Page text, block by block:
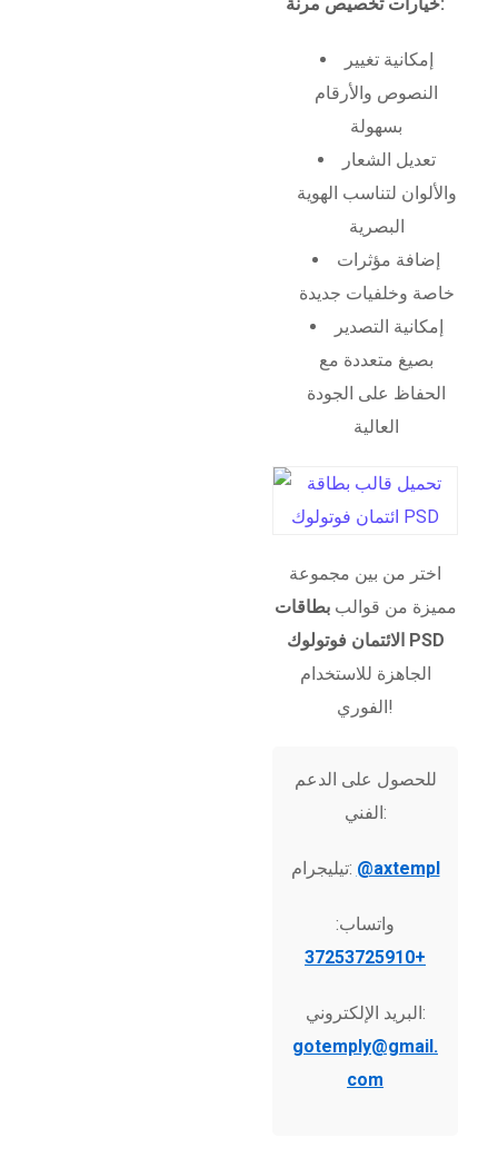
إمكانية تغيير
النصوص والأرقام
بسهولة
تعديل الشعار
والألوان لتناسب الهوية
البصرية
إضافة مؤثرات
خاصة وخلفيات جديدة
إمكانية التصدير
بصيغ متعددة مع
الحفاظ على الجودة
العالية
اختر من بين مجموعة
مميزة من قوالببطاقات
الائتمان فوتولوك PSD
الجاهزة للاستخدام
الفوري!
للحصول على الدعم
الفني:
تيليجرام: @axtempl
واتساب:
+37253725910
البريد الإلكتروني:
gotemply@gmail.
com